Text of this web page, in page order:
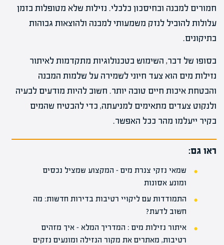
חמורים למבנה ובחיסכון כלכלי. נזילות שלא מטופלות בזמן
עלולות להוביל לנזק משמעותי למבנה ולהוצאות גבוהות
בתיקונים.
בסופו של דבר, השימוש בטכנולוגיות מתקדמות לאיתור
נזילות מים הוא צעד חיוני לשמירה על שלמות המבנה
והבטחת איכות חיים טובה יותר. חשוב להיות מודעים לבעיה
ולנקוט צעדים מתאימים למניעתה, כדי להבטיח שהמים
בקיר ייעלמו מהר ככל האפשר.
ראו גם:
שמאי נזקי צנרת מים – המקצוע שמציל נכסים
ומונע אסונות
התמודדות עם ליקויי רטיבות בדירות חדשות: מה
חשוב לדעת?
איתור נזילות מים : המדריך המלא – איך מזהים
רטיבות, מאתרים את מקור הנזילה ומונעים נזקים